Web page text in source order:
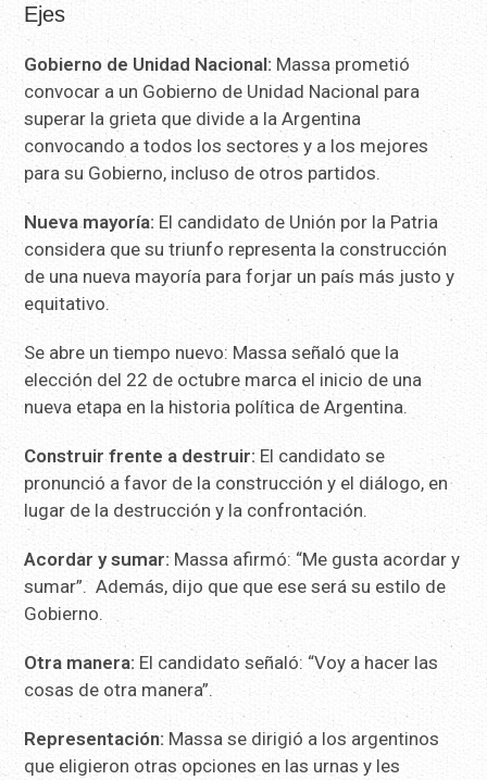
Ejes
Gobierno de Unidad Nacional: Massa prometió
convocar a un Gobierno de Unidad Nacional para
superar la grieta que divide a la Argentina
convocando a todos los sectores y a los mejores
para su Gobierno, incluso de otros partidos.
Nueva mayoría: El candidato de Unión por la Patria
considera que su triunfo representa la construcción
de una nueva mayoría para forjar un país más justo y
equitativo.
Se abre un tiempo nuevo: Massa señaló que la
elección del 22 de octubre marca el inicio de una
nueva etapa en la historia política de Argentina.
Construir frente a destruir: El candidato se
pronunció a favor de la construcción y el diálogo, en
lugar de la destrucción y la confrontación.
Acordar y sumar:Massa afirmó: “Me gusta acordar y
sumar”. Además, dijo que que ese será su estilo de
Gobierno.
Otra manera: El candidato señaló: “Voy a hacer las
cosas de otra manera”.
Representación: Massa se dirigió a los argentinos
que eligieron otras opciones en las urnas y les